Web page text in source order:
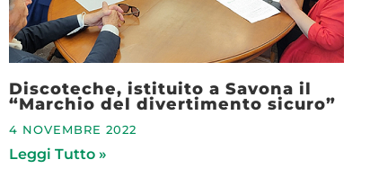
Discoteche, istituito a Savona il
“Marchio del divertimento sicuro”
4 NOVEMBRE 2022
Leggi Tutto »